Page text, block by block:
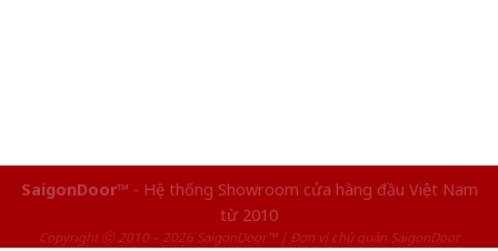
SaigonDoor™ - Hệ thống Showroom cửa hàng đầu Việt Nam
từ 2010
Copyright ⓒ 2010 – 2026 SaigonDoor™ | Đơn vị chủ quản SaigonDoor